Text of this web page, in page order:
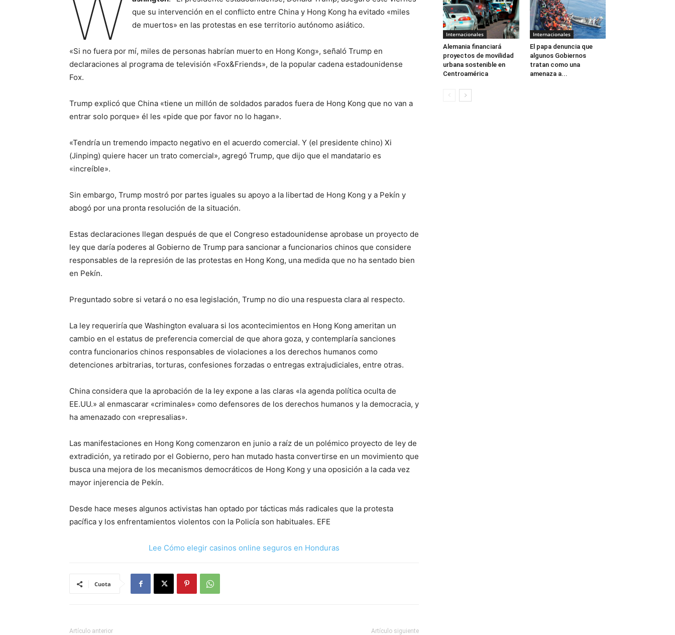
W
que su intervención en el conflicto entre China y Hong Kong ha evitado «miles
de muertos» en las protestas en ese territorio autónomo asiático.
«Si no fuera por mí, miles de personas habrían muerto en Hong Kong», señaló Trump en
declaraciones al programa de televisión «Fox&Friends», de la popular cadena estadounidense
Fox.
Trump explicó que China «tiene un millón de soldados parados fuera de Hong Kong que no van a
entrar solo porque» él les «pide que por favor no lo hagan».
«Tendría un tremendo impacto negativo en el acuerdo comercial. Y (el presidente chino) Xi
(Jinping) quiere hacer un trato comercial», agregó Trump, que dijo que el mandatario es
«increíble».
Sin embargo, Trump mostró por partes iguales su apoyo a la libertad de Hong Kong y a Pekín y
abogó por una pronta resolución de la situación.
Estas declaraciones llegan después de que el Congreso estadounidense aprobase un proyecto de
ley que daría poderes al Gobierno de Trump para sancionar a funcionarios chinos que considere
responsables de la represión de las protestas en Hong Kong, una medida que no ha sentado bien
en Pekín.
Preguntado sobre si vetará o no esa legislación, Trump no dio una respuesta clara al respecto.
La ley requeriría que Washington evaluara si los acontecimientos en Hong Kong ameritan un
cambio en el estatus de preferencia comercial de que ahora goza, y contemplaría sanciones
contra funcionarios chinos responsables de violaciones a los derechos humanos como
detenciones arbitrarias, torturas, confesiones forzadas o entregas extrajudiciales, entre otras.
China considera que la aprobación de la ley expone a las claras «la agenda política oculta de
EE.UU.» al enmascarar «criminales» como defensores de los derechos humanos y la democracia, y
ha amenazado con «represalias».
Las manifestaciones en Hong Kong comenzaron en junio a raíz de un polémico proyecto de ley de
extradición, ya retirado por el Gobierno, pero han mutado hasta convertirse en un movimiento que
busca una mejora de los mecanismos democráticos de Hong Kong y una oposición a la cada vez
mayor injerencia de Pekín.
Desde hace meses algunos activistas han optado por tácticas más radicales que la protesta
pacífica y los enfrentamientos violentos con la Policía son habituales. EFE
Lee Cómo elegir casinos online seguros en Honduras
Cuota
Artículo anterior Artículo siguiente
Internacionales
Alemania financiará
proyectos de movilidad
urbana sostenible en
Centroamérica
Internacionales
El papa denuncia que
algunos Gobiernos
tratan como una
amenaza a...